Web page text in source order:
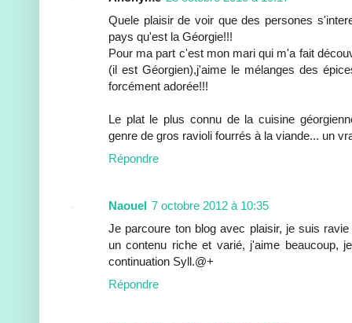
Quele plaisir de voir que des persones
pays qu'est la Géorgie!!!
Pour ma part c'est mon mari qui m'a fait
(il est Géorgien),j'aime le mélanges des
forcément adorée!!!
Le plat le plus connu de la cuisine
genre de gros ravioli fourrés à la viande... un
Répondre
Naouel 7 octobre 2012 à 10:35
Je parcoure ton blog avec plaisir, je suis
un contenu riche et varié, j'aime beaucoup,
continuation Syll.@+
Répondre